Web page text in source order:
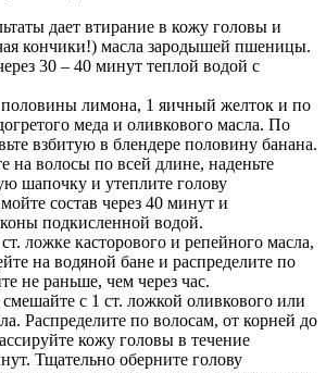
дает втирание в кожу головы и
кончики!) масла зародышей пшеницы.
30 – 40 минут теплой водой с
лимона, 1 яичный желток и по
меда и оливкового масла. По
взбитую в блендере половину банана.
на волосы по всей длине, наденьте
шапочку и утеплите голову
состав через 40 минут и
подкисленной водой.
ложке касторового и репейного масла,
на водяной бане и распределите по
не раньше, чем через час.
с 1 ст. ложкой оливкового или
Распределите по волосам, от корней до
кожу головы в течение
Тщательно оберните голову